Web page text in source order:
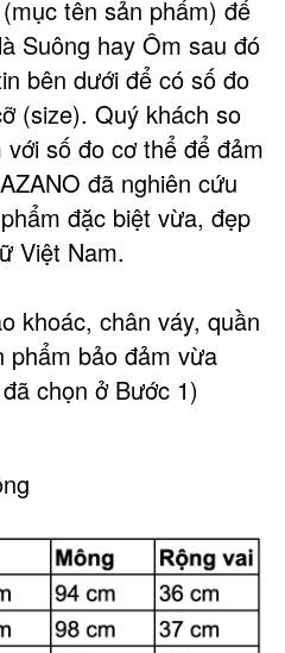
tên sản phẩm) để
Suông hay Ôm sau đó
bên dưới để có số đo
(size). Quý khách so
số đo cơ thể để đảm
đã nghiên cứu
đặc biệt vừa, đẹp
Việt Nam.
khoác, chân váy, quần
phẩm bảo đảm vừa
chọn ở Bước 1)